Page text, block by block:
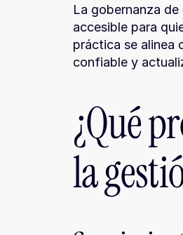
La gobernanza
accesible para
práctica se alinea
confiable y
¿Qué
la